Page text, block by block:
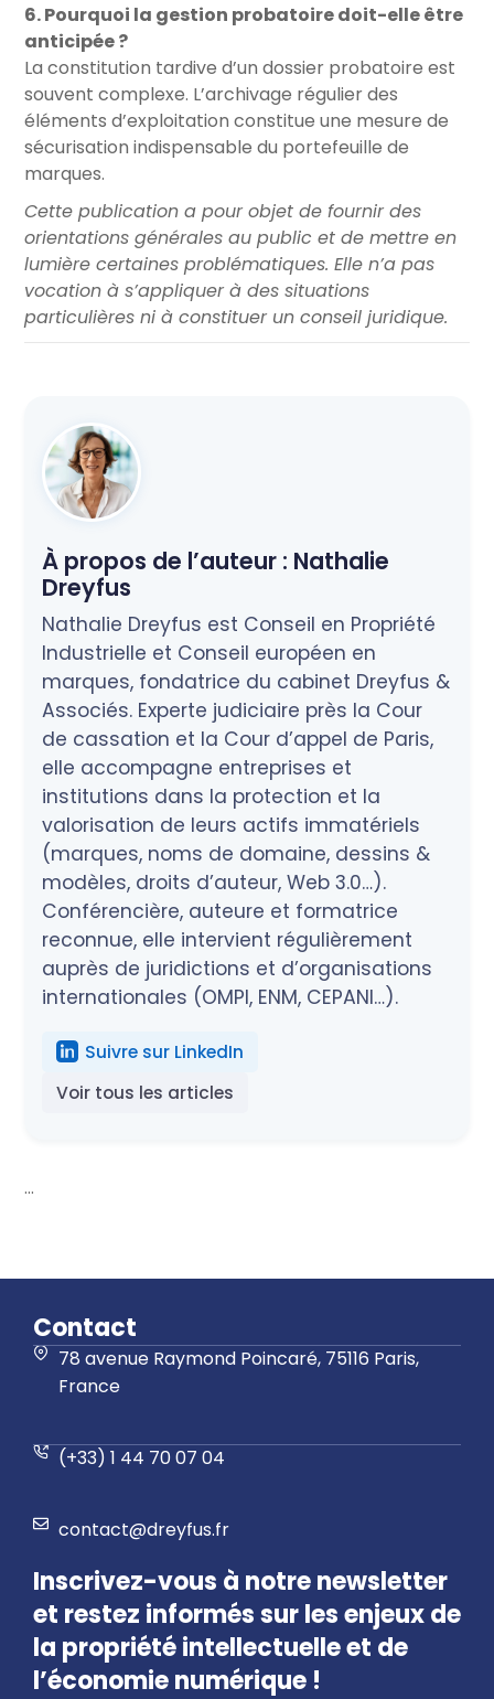
6. Pourquoi la gestion probatoire doit-elle être
anticipée ?
La constitution tardive d’un dossier probatoire est
souvent complexe. L’archivage régulier des
éléments d’exploitation constitue une mesure de
sécurisation indispensable du portefeuille de
marques.
Cette publication a pour objet de fournir des
orientations générales au public et de mettre en
lumière certaines problématiques. Elle n’a pas
vocation à s’appliquer à des situations
particulières ni à constituer un conseil juridique.
À propos de l’auteur : Nathalie
Dreyfus
Nathalie Dreyfus est Conseil en Propriété
Industrielle et Conseil européen en
marques, fondatrice du cabinet Dreyfus &
Associés. Experte judiciaire près la Cour
de cassation et la Cour d’appel de Paris,
elle accompagne entreprises et
institutions dans la protection et la
valorisation de leurs actifs immatériels
(marques, noms de domaine, dessins &
modèles, droits d’auteur, Web 3.0…).
Conférencière, auteure et formatrice
reconnue, elle intervient régulièrement
auprès de juridictions et d’organisations
internationales (OMPI, ENM, CEPANI…).
Suivre sur LinkedIn
Voir tous les articles
...
Contact
78 avenue Raymond Poincaré, 75116 Paris,
France
(+33) 1 44 70 07 04
contact@dreyfus.fr
Inscrivez-vous à notre newsletter
et restez informés sur les enjeux de
la propriété intellectuelle et de
l’économie numérique !